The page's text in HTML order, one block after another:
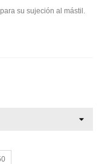
su sujeción al mástil.